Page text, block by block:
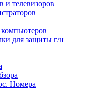
и телевизоров
для защиты г/н
Номера